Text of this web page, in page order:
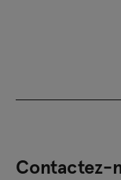
Contactez-